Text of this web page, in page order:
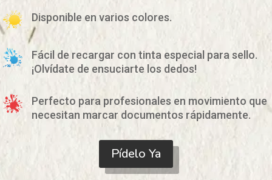
Disponible en varios colores.
Fácil de recargar con tinta especial para sello.
¡Olvídate de ensuciarte los dedos!
Perfecto para profesionales en movimiento que
necesitan marcar documentos rápidamente.
Pídelo Ya